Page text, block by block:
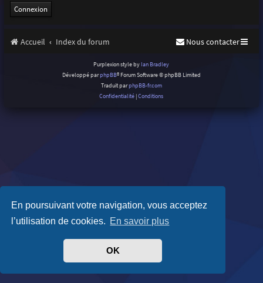
En poursuivant votre navigation, vous acceptez
l’utilisation de cookies. En savoir plus
OK
Accueil Index du forum Nous contacter
Purplexion style by Ian Bradley
Développé parphpBB® Forum Software © phpBB Limited
Traduit parphpBB-fr.com
Confidentialité |Conditions